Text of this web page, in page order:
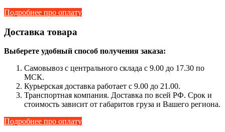
Подробнее про оплату
Доставка товара
Выберете удобный способ получения заказа:
Самовывоз с центрального склада с 9.00 до 17.30 по
МСК.
Курьерская доставка работает с 9.00 до 21.00.
Транспортная компания. Доставка по всей РФ. Срок и
стоимость зависит от габаритов груза и Вашего региона.
Подробнее про оплату